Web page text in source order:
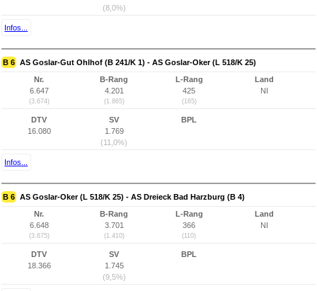
(8,0%)
Infos...
B 6 AS Goslar-Gut Ohlhof (B 241/K 1) - AS Goslar-Oker (L 518/K 25)
Nr.
6.647
(3.674)
B-Rang
4.201
(1.865)
L-Rang
425
(165)
Land
NI
DTV
16.080
SV
1.769
(11,0%)
BPL
Infos...
B 6 AS Goslar-Oker (L 518/K 25) - AS Dreieck Bad Harzburg (B 4)
Nr.
6.648
(3.675)
B-Rang
3.701
(1.410)
L-Rang
366
(110)
Land
NI
DTV
18.366
SV
1.745
(9,5%)
BPL